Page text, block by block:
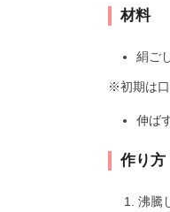
材料
絹ご
※初期は
伸ば
作り方
沸騰